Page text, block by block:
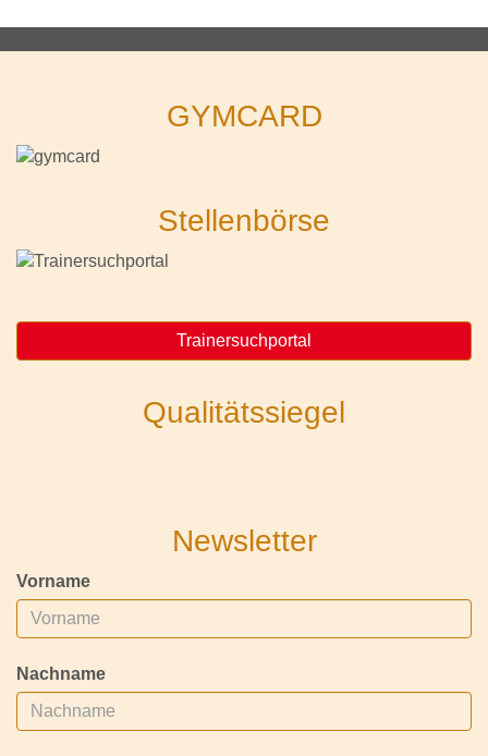
GYMCARD
Stellenbörse
Trainersuchportal
Qualitätssiegel
Newsletter
Vorname
Nachname